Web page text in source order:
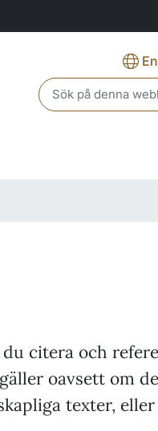
Header search
citera och
oavsett om
texter, eller